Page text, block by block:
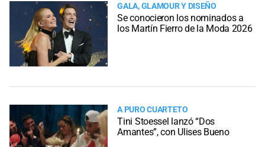
GALA, GLAMOUR Y DISEÑO
Se conocieron los nominados a
los Martín Fierro de la Moda 2026
A PURO CUARTETO
Tini Stoessel lanzó “Dos
Amantes”, con Ulises Bueno